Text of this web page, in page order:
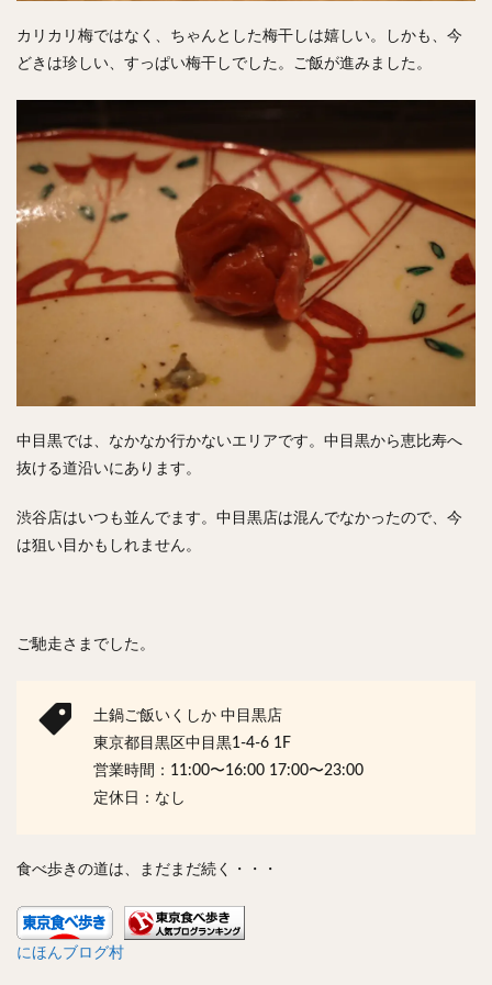
カリカリ梅ではなく、ちゃんとした梅干しは嬉しい。しかも、今
どきは珍しい、すっぱい梅干しでした。ご飯が進みました。
中目黒では、なかなか行かないエリアです。中目黒から恵比寿へ
抜ける道沿いにあります。
渋谷店はいつも並んでます。中目黒店は混んでなかったので、今
は狙い目かもしれません。
ご馳走さまでした。
土鍋ご飯いくしか 中目黒店
東京都目黒区中目黒1-4-6 1F
営業時間：11:00〜16:00 17:00〜23:00
定休日：なし
食べ歩きの道は、まだまだ続く・・・
にほんブログ村